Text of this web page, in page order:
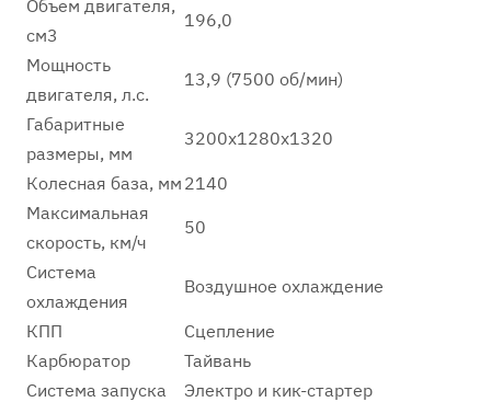
Объем двигателя,
см3
196,0
Мощность
двигателя, л.с.
13,9 (7500 об/мин)
Габаритные
размеры, мм
3200х1280х1320
Колесная база, мм 2140
Максимальная
скорость, км/ч
50
Система
охлаждения
Воздушное охлаждение
КПП
Сцепление
Карбюратор
Тайвань
Система запуска
Электро и кик-стартер